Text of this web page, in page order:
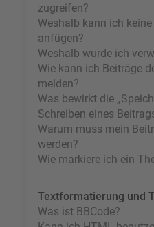
zugreifen?
Weshalb kann ich
anfügen?
Weshalb wurde ich
Wie kann ich Beiträge
melden?
Was bewirkt die
Schreiben eines
Warum muss mein
werden?
Wie markiere ich ein
Textformatierung und
Was ist BBCode?